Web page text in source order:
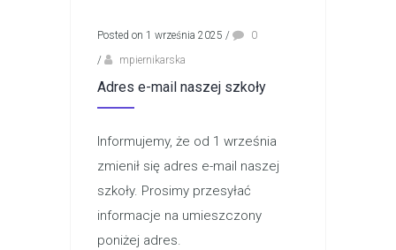
Posted on 1 września 2025 /
0
/
mpiernikarska
Adres e-mail naszej szkoły
Informujemy, że od 1 września
zmienił się adres e-mail naszej
szkoły. Prosimy przesyłać
informacje na umieszczony
poniżej adres.